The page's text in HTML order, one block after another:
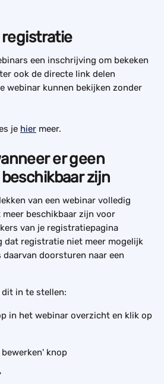
registratie
een inschrijving om bekeken
ook de directe link delen
webinar kunnen bekijken zonder
je hier meer.
er geen
zijn
van een webinar volledig
beschikbaar zijn voor
van je registratiepagina
dat registratie niet meer mogelijk
doorsturen naar een
dit in te stellen:
in het webinar overzicht en klik op
bewerken' knop